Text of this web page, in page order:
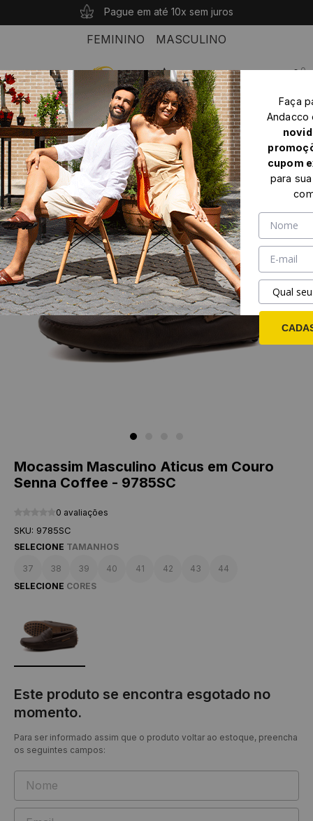
Compras acima de R$ 339 seu frete é grátis!
Pague em até 10x sem juros
10% OFF com o cupom: PRIMEIROANDACCO
FEMININO MASCULINO
0
Home Masculino
Mocassim Masculino
Mocassim Masculino Aticus em Couro Senna Coffee - 9785SC
Mocassim Masculino Aticus em Couro
Senna Coffee - 9785SC
0 avaliações
SKU: 9785SC
SELECIONE TAMANHOS
37 38 39 40 41 42 43
44
SELECIONE CORES
Este produto se encontra esgotado no
momento.
Para ser informado assim que o produto voltar ao estoque, preencha
os seguintes campos:
Faça
cupom
para